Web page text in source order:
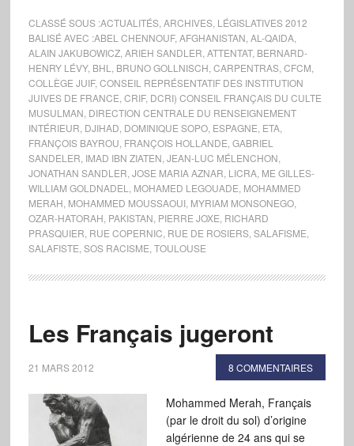
CLASSÉ SOUS :ACTUALITÉS, ARCHIVES, LÉGISLATIVES 2012
BALISÉ AVEC :ABEL CHENNOUF, AFGHANISTAN AL-QAIDA,
ALAIN JAKUBOWICZ, ARIEH SANDLER ATTENTAT, BERNARD-
HENRY LÉVY, BHL BRUNO GOLLNISCH CARPENTRAS, CFCM
COLLÈGE JUIF, CONSEIL REPRÉSENTATIF DES INSTITUTION
JUIVES DE FRANCE CRIF, DCRI) CONSEIL FRANÇAIS DU CULTE
MUSULMAN DIRECTION CENTRALE DU RENSEIGNEMENT
INTÉRIEUR DJIHAD DOMINIQUE SOPO, ESPAGNE ETA,
FRANÇOIS BAYROU FRANÇOIS HOLLANDE GABRIEL
SANDELER IMAD IBN ZIATEN JEAN-LUC MÉLENCHON
JONATHAN SANDLER JOSE MARIA AZNAR LICRA, ME GILLES-
WILLIAM GOLDNADEL
MOHAMED LEGOUADE MOHAMMED
MERAH MOHAMMED MOUSSAOUI, MYRIAM MONSONEGO,
OZAR-HATORAH PAKISTAN PIERRE JOXE RICHARD
PRASQUIER RUE COPERNIC RUE DE ROSIERS, SALAFISME
SALAFISTE SOS RACISME TOULOUSE
Les Français jugeront
21 MARS 2012 8 COMMENTAIRES
Mohammed Merah, Français
(par le droit du sol) d’origine
algérienne de 24 ans qui se